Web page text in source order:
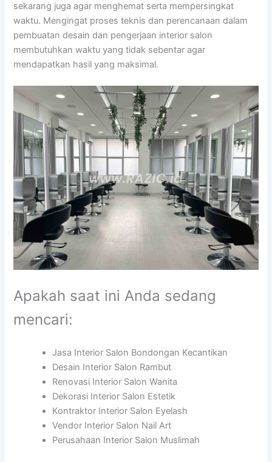
sekarang juga agar menghemat serta mempersingkat
waktu. Mengingat proses teknis dan perencanaan dalam
pembuatan desain dan pengerjaan interior salon
membutuhkan waktu yang tidak sebentar agar
mendapatkan hasil yang maksimal.
Apakah saat ini Anda sedang
mencari:
Jasa Interior Salon Bondongan Kecantikan
Desain Interior Salon Rambut
Renovasi Interior Salon Wanita
Dekorasi Interior Salon Estetik
Kontraktor Interior Salon Eyelash
Vendor Interior Salon Nail Art
Perusahaan Interior Salon Muslimah